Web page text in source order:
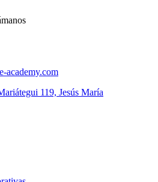
academy.com
119, Jesús María